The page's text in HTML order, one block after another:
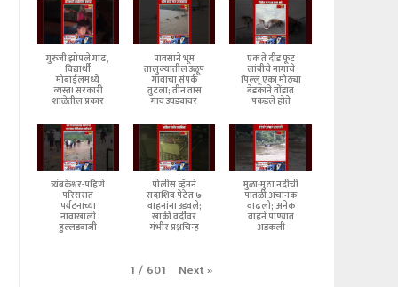
गुरुजी झोपले गाढ,
विद्यार्थी
मोबाईलमध्ये
व्यस्त! सरकारी
शाळेतील प्रकार
पावसाने भूम
तालुक्यातील उळूप
गावाचा संपर्क
तुटला; तीन तास
गाव उघड्यावर
एक ते दीड फूट
लांबीचे नागाचे
पिल्लू एका मोठ्या
बेडकाने तोंडात
पकडले होते
त्र्यंबकेश्वर-पहिणे
परिसरात
पर्यटनाच्या
नावाखाली
हुल्लडबाजी
पोलीस व्हॅनने
सदाशिव पेठेत ७
वाहनांना उडवले;
खाकी वर्दीवर
गंभीर प्रश्नचिन्ह
मुळा-मुठा नदीची
पातळी अचानक
वाढली; अनेक
वाहने पाण्यात
अडकली
1 / 601 Next»